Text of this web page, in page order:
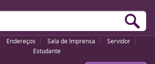
Endereços Sala de Imprensa
Servidor
Estudante